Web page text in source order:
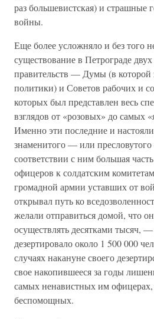
раз большевистская) и страшные
войны.
Еще более усложняло и без того
существование в Петрограде
правительств — Думы (в которой
политики) и Советов рабочих и
которых был представлен весь
взглядов от «розовых» до самых
Именно эти последние и
знаменитого — или
соответствии с ним большая
офицеров к солдатским
громадной армии уставших от
открывал путь ко
желали отправиться домой, что
осуществлять десятками тысяч, —
дезертировало около 1 500 000
случаях накануне своего
свое накопившееся за годы
самых ненавистных им
беспомощных.